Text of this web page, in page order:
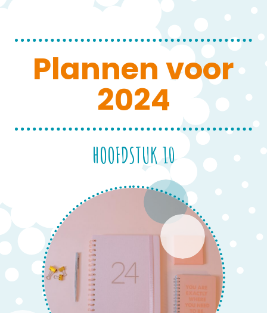
Plannen voor
2024
HOOFDSTUK 10